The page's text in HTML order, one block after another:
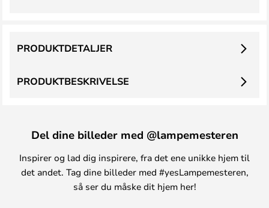
PRODUKTBESKRIVELSE
PRODUKTDETALJER
Del dine billeder med @lampemesteren
Inspirer og lad dig inspirere, fra det ene unikke hjem til
det andet. Tag dine billeder med #yesLampemesteren,
så ser du måske dit hjem her!